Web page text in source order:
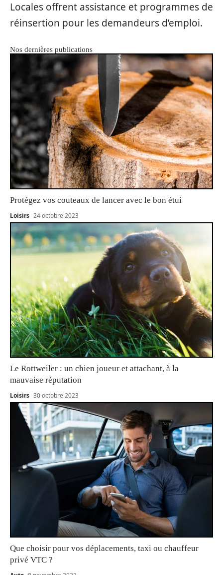
Locales offrent assistance et programmes de
réinsertion pour les demandeurs d’emploi.
Nos dernières publications
Protégez vos couteaux de lancer avec le bon étui
Loisirs 24 octobre 2023
Le Rottweiler : un chien joueur et attachant, à la
mauvaise réputation
Loisirs 30 octobre 2023
Que choisir pour vos déplacements, taxi ou chauffeur
privé VTC ?